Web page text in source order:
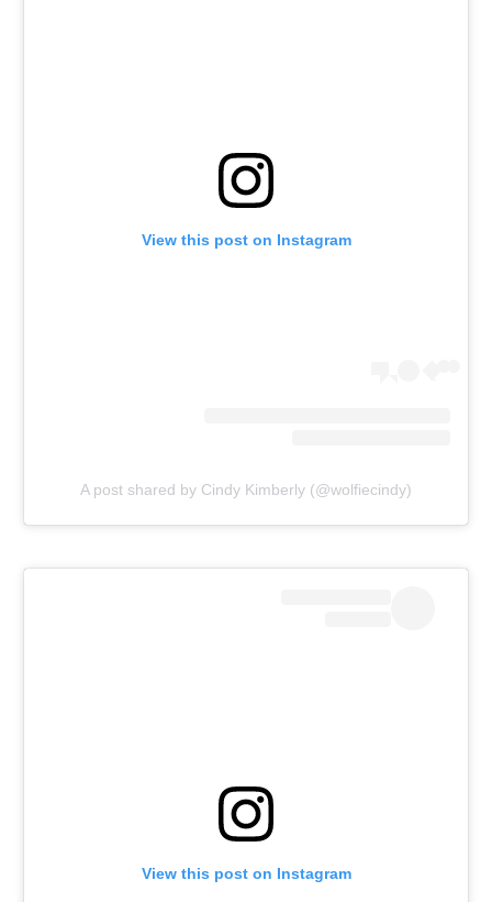
View this post on Instagram
A post shared by Cindy Kimberly (@wolfiecindy)
View this post on Instagram